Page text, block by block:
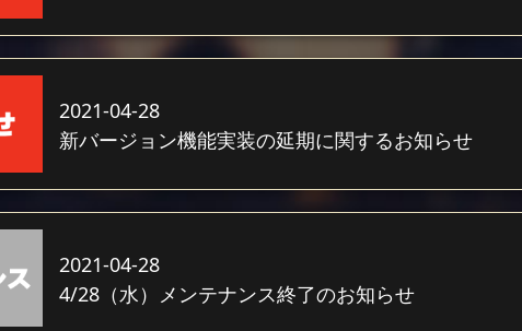
2021-04-28
新バージョン機能実装の延期に関するお知らせ
2021-04-28
4/28（水）メンテナンス終了のお知らせ